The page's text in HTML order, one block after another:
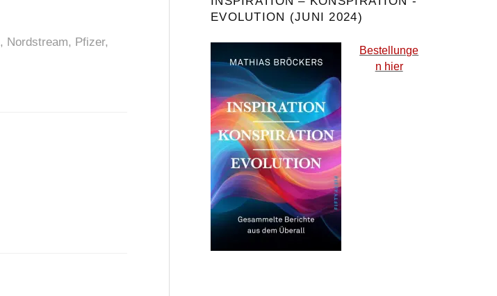
, Nordstream, Pfizer,
EVOLUTION (JUNI 2024)
Bestellunge
n hier